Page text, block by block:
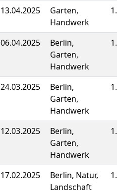
13.04.2025
Garten,
Handwerk
06.04.2025
Berlin,
Garten,
Handwerk
24.03.2025
Berlin,
Garten,
Handwerk
12.03.2025
Berlin,
Garten,
Handwerk
17.02.2025
Berlin, Natur,
Landschaft